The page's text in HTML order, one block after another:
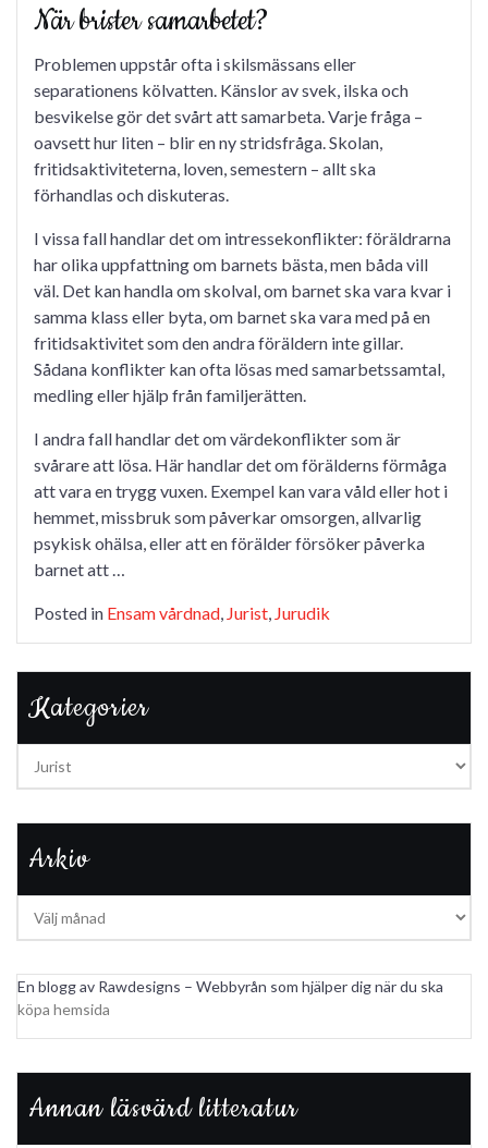
När brister samarbetet?
Problemen uppstår ofta i skilsmässans eller
separationens kölvatten. Känslor av svek, ilska och
besvikelse gör det svårt att samarbeta. Varje fråga –
oavsett hur liten – blir en ny stridsfråga. Skolan,
fritidsaktiviteterna, loven, semestern – allt ska
förhandlas och diskuteras.
I vissa fall handlar det om intressekonflikter: föräldrarna
har olika uppfattning om barnets bästa, men båda vill
väl. Det kan handla om skolval, om barnet ska vara kvar i
samma klass eller byta, om barnet ska vara med på en
fritidsaktivitet som den andra föräldern inte gillar.
Sådana konflikter kan ofta lösas med samarbetssamtal,
medling eller hjälp från familjerätten.
I andra fall handlar det om värdekonflikter som är
svårare att lösa. Här handlar det om förälderns förmåga
att vara en trygg vuxen. Exempel kan vara våld eller hot i
hemmet, missbruk som påverkar omsorgen, allvarlig
psykisk ohälsa, eller att en förälder försöker påverka
barnet att …
Posted in Ensam vårdnad, Jurist, Jurudik
Kategorier
Arkiv
En blogg av Rawdesigns – Webbyrån som hjälper dig när du ska
köpa hemsida
Annan läsvärd litteratur